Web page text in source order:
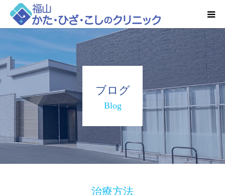
ブログ
Blog
治療方法
HOME
お知らせ
クリニック紹介
得意とする検査・治療